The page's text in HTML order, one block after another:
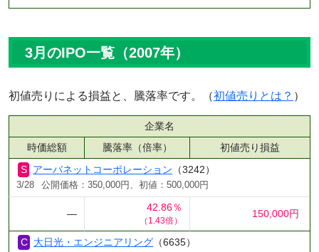
3月のIPO一覧（2007年）
初値売りによる損益と、騰落率です。（初値売りとは？ ）
企業名
時価総額
騰落率（倍率）
初値売り損益
アーバネットコーポレーション （3242）
3/28 公開価格：350,000円、初値：500,000円
―
42.86％
（1.43倍）
150,000円
大日光・エンジニアリング （6635）